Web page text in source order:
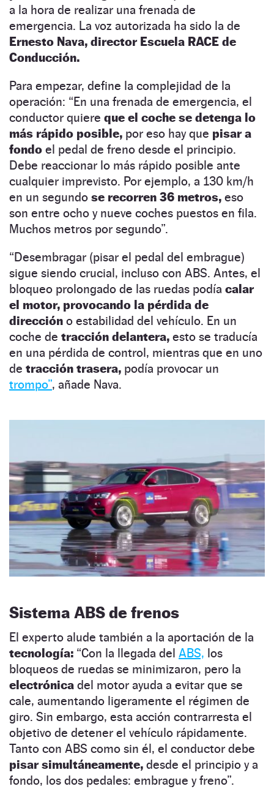
a la hora de realizar una frenada de
emergencia. La voz autorizada ha sido la de
Ernesto Nava, director Escuela RACE de
Conducción.
Para empezar, define la complejidad de la
operación: “En una frenada de emergencia, el
conductor quiere que el coche se detenga lo
más rápido posible, por eso hay que pisar a
fondo el pedal de freno desde el principio.
Debe reaccionar lo más rápido posible ante
cualquier imprevisto. Por ejemplo, a 130 km/h
en un segundo se recorren 36 metros, eso
son entre ocho y nueve coches puestos en fila.
Muchos metros por segundo”.
“Desembragar (pisar el pedal del embrague)
sigue siendo crucial, incluso con ABS. Antes, el
bloqueo prolongado de las ruedas podía calar
el motor, provocando la pérdida de
dirección o estabilidad del vehículo. En un
coche de tracción delantera, esto se traducía
en una pérdida de control, mientras que en uno
de tracción trasera, podía provocar un
trompo”, añade Nava.
Sistema ABS de frenos
El experto alude también a la aportación de la
tecnología: “Con la llegada del ABS, los
bloqueos de ruedas se minimizaron, pero la
electrónica del motor ayuda a evitar que se
cale, aumentando ligeramente el régimen de
giro. Sin embargo, esta acción contrarresta el
objetivo de detener el vehículo rápidamente.
Tanto con ABS como sin él, el conductor debe
pisar simultáneamente, desde el principio y a
fondo, los dos pedales: embrague y freno”.